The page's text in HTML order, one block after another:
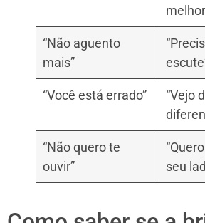
“Não aguento
mais”
“Você está errado”
“Vejo
“Não quero te
ouvir”
seu